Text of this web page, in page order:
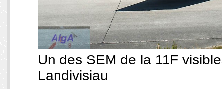
Un des SEM de la 11F
Landivisiau